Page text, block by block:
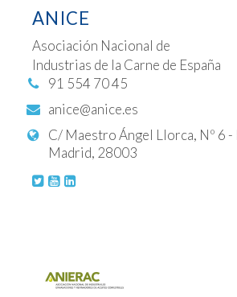
ANICE
Asociación Nacional de
Industrias de la Carne de España
91 554 70 45
anice@anice.es
C/ Maestro Ángel Llorca, Nº 6 -
Madrid, 28003